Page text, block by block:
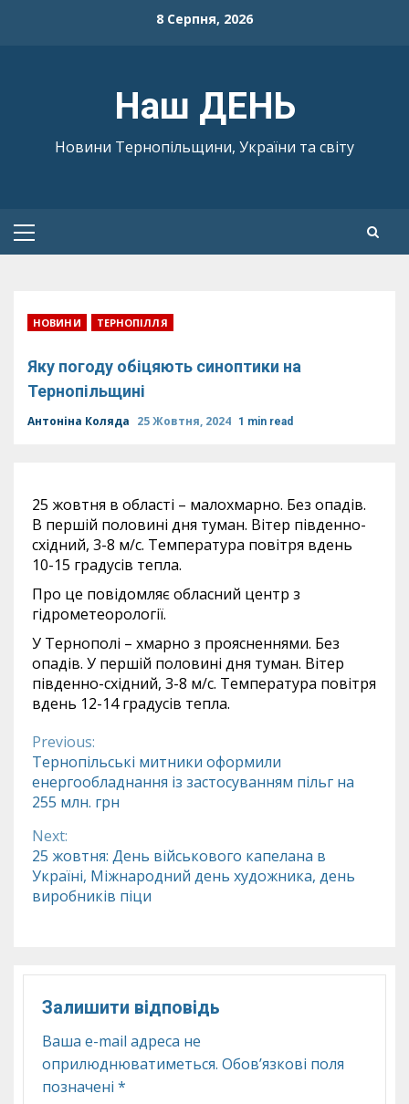
8 Серпня, 2026
Наш ДЕНЬ
Новини Тернопільщини, України та світу
Primary
НОВИНИ ТЕРНОПІЛЛЯ
Яку погоду обіцяють синоптики на
Тернопільщині
Антоніна Коляда 25 Жовтня, 2024 1 min read
25 жовтня в області – малохмарно. Без опадів.
В першій половині дня туман. Вітер південно-
східний, 3-8 м/с. Температура повітря вдень
10-15 градусів тепла.
Про це повідомляє обласний центр з
гідрометеорології.
У Тернополі – хмарно з проясненнями. Без
опадів. У першій половині дня туман. Вітер
південно-східний, 3-8 м/с. Температура повітря
вдень 12-14 градусів тепла.
Continue
Reading
Previous:
Тернопільські митники оформили
енергообладнання із застосуванням пільг на
255 млн. грн
Next:
25 жовтня: День військового капелана в
Україні, Міжнародний день художника, день
виробників піци
Залишити відповідь
Ваша e-mail адреса не
оприлюднюватиметься. Обов’язкові поля
позначені *